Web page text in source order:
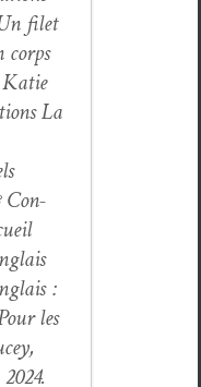
filet
corps
La
Con­
:
les